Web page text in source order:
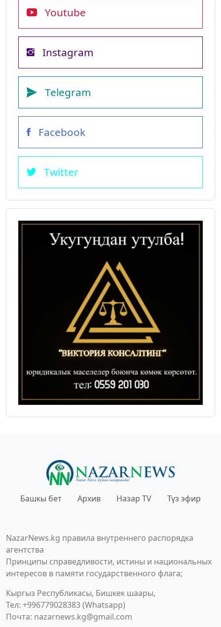
Youtube
Instagram
Telegram
Facebook
Twitter
Башкы бет Архив Назар TV Түз эфир
NazarNews.kg правила внутреннего распорядка
агентства
Принципы справедливости, истины и национальных
интересов в памяти государственного флага;
Кыргыз Республикасы, Бишкек шаары,
Тел: +996779028383 (Whatsapp)
Почта: nazarnews.kg@gmail.com